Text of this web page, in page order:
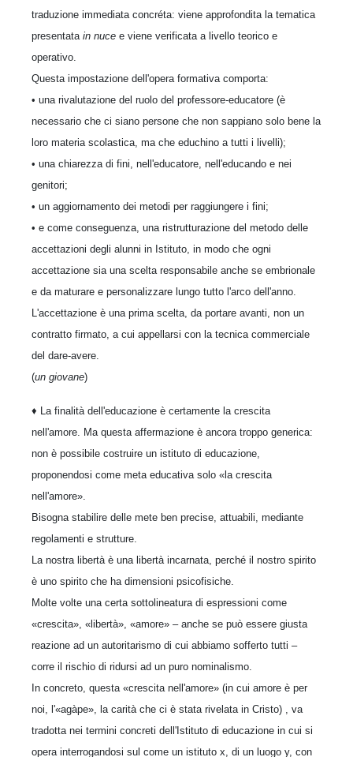
traduzione immediata concréta: viene approfondita la tematica
presentata in nuce e viene verificata a livello teorico e
operativo.
Questa impostazione dell'opera formativa comporta:
• una rivalutazione del ruolo del professore-educatore (è
necessario che ci siano persone che non sappiano solo bene la
loro materia scolastica, ma che educhino a tutti i livelli);
• una chiarezza di fini, nell'educatore, nell'educando e nei
genitori;
• un aggiornamento dei metodi per raggiungere i fini;
• e come conseguenza, una ristrutturazione del metodo delle
accettazioni degli alunni in Istituto, in modo che ogni
accettazione sia una scelta responsabile anche se embrionale
e da maturare e personalizzare lungo tutto l'arco dell'anno.
L'accettazione è una prima scelta, da portare avanti, non un
contratto firmato, a cui appellarsi con la tecnica commerciale
del dare-avere.
(un giovane)
♦ La finalità dell'educazione è certamente la crescita
nell'amore. Ma questa affermazione è ancora troppo generica:
non è possibile costruire un istituto di educazione,
proponendosi come meta educativa solo «la crescita
nell'amore».
Bisogna stabilire delle mete ben precise, attuabili, mediante
regolamenti e strutture.
La nostra libertà è una libertà incarnata, perché il nostro spirito
è uno spirito che ha dimensioni psicofisiche.
Molte volte una certa sottolineatura di espressioni come
«crescita», «libertà», «amore» – anche se può essere giusta
reazione ad un autoritarismo di cui abbiamo sofferto tutti –
corre il rischio di ridursi ad un puro nominalismo.
In concreto, questa «crescita nell'amore» (in cui amore è per
noi, l'«agàpe», la carità che ci è stata rivelata in Cristo) , va
tradotta nei termini concreti dell'Istituto di educazione in cui si
opera interrogandosi sul come un istituto x, di un luogo y, con